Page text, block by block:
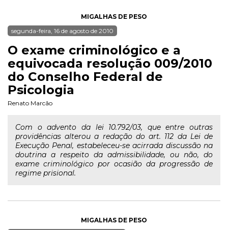
MIGALHAS DE PESO
segunda-feira, 16 de agosto de 2010
O exame criminológico e a
equivocada resolução 009/2010
do Conselho Federal de
Psicologia
Renato Marcão
Com o advento da lei 10.792/03, que entre outras
providências alterou a redação do art. 112 da Lei de
Execução Penal, estabeleceu-se acirrada discussão na
doutrina a respeito da admissibilidade, ou não, do
exame criminológico por ocasião da progressão de
regime prisional.
MIGALHAS DE PESO